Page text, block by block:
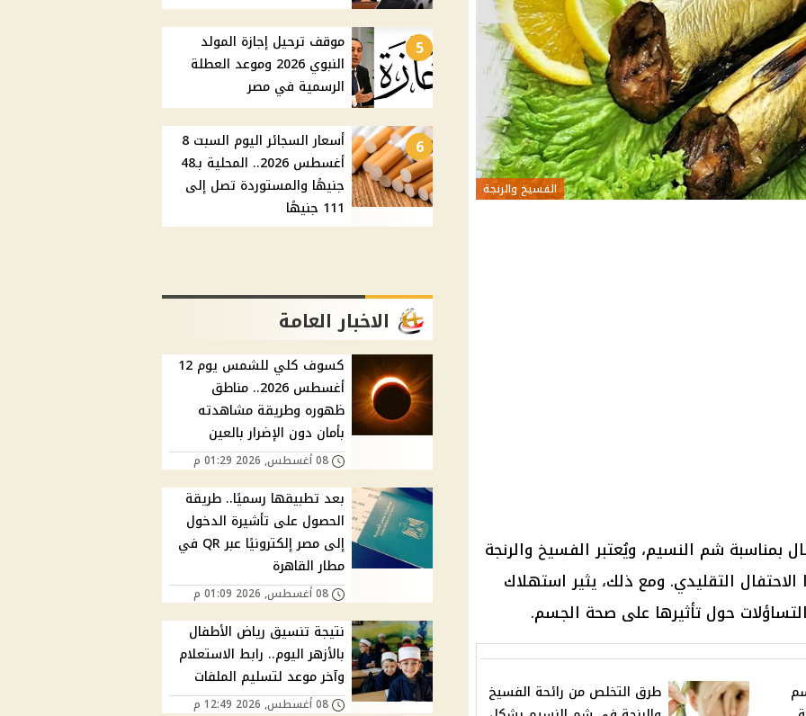
الفسيخ والرنجة
بمناسبة شم النسيم، ويُعتبر الفسيخ والرنجة
التقليدي. ومع ذلك، يثير استهلاك
حول تأثيرها على صحة الجسم.
طرق التخلص من رائحة الفسيخ
5
موقف ترحيل إجازة المولد
النبوي 2026 وموعد العطلة
الرسمية في مصر
6
أسعار السجائر اليوم السبت 8
أغسطس 2026.. المحلية بـ48
جنيهًا والمستوردة تصل إلى
111 جنيهًا
الاخبار العامة
كسوف كلي للشمس يوم 12
أغسطس 2026.. مناطق
ظهوره وطريقة مشاهدته
بأمان دون الإضرار بالعين
08 أغسطس, 2026 01:29 م
بعد تطبيقها رسميًا.. طريقة
الحصول على تأشيرة الدخول
إلى مصر إلكترونيًا عبر QR في
مطار القاهرة
08 أغسطس, 2026 01:09 م
نتيجة تنسيق رياض الأطفال
بالأزهر اليوم.. رابط الاستعلام
وآخر موعد لتسليم الملفات
08 أغسطس, 2026 12:49 م